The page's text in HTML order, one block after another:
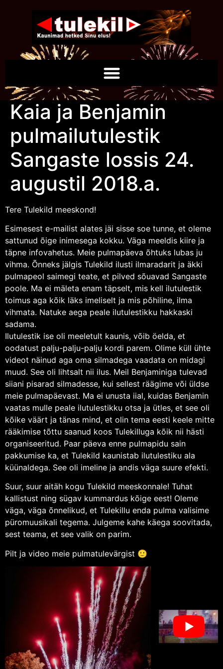
Kaia ja Benjamin
pulmailutulestik
Sangaste lossis 24.
augustil 2018.a.
Tere Tulekild meeskond!
Esimesest e-mailist alates jäi sisse soe tunne, et oleme
sattunud õige inimesega kokku. Väga meeldis kiire ja
täpne infovahetus. Meie pulmapäeva õhtuks lubas ju
vihma. Õnneks jälgis Tulekild ilusti ilmaradarit ja äkki
pulmapeol saimegi teate, et pilved sõuavad Sangaste
poole. Ma ei mäleta enam täpselt, mis kell ilutulestik
toimus aga kõik läks imeliselt ja mis põhiline, ilma
vihmata. Natuke aega peale ilutulestikku hakkaski
sadama.
Ilutulestik ise oli meeletult kaunis, võib öelda, et
oodatust palju-palju-palju kordi parem. Olime küll ühte
videot näinud aga oma silmadega vaadata on midagi
muud. See oli lihtsalt nii ilus. Meil Benjaminiga tulevad
siiani pisarad silmadesse, kui sellest räägime või üldse
meie pulmapäevast. Ma ei unusta iial, kuidas Benjamin
vaatas mulle peale ilutulestikku otsa ja ütles, et see oli
kõike väärt ja tänas mind, et olin tema eesti keele mitte
rääkimise tõttu saanud koos Tulekilluga kõik nii hästi
organiseeritud. Paar päeva enne pulmapidu sain
pakkumise ka, et Tulekild kaunistab ilutulestiku ala
küünaldega. See oli imeline ja andis väga suure efekti.
Suur, suur aitäh kogu Tulekild meeskonnale! Tuhat
kallistust ning sügav kummardus kõige eest! Oleme
väga, väga õnnelikud, et Tulekillu enda pulma valisime
püromuusikali tegema. Julgeme kahe käega soovitada,
sest teama, et see valik on parim.
Pilt ja video meie pulmatulevärgist 🙂